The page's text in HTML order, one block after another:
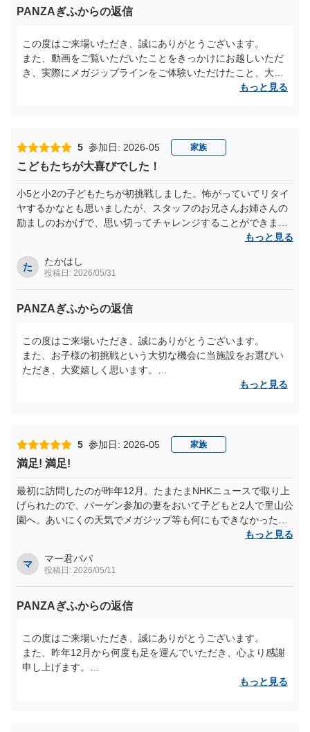
いただければ幸いです。
PANZAぎふからの返信
この度はご来場いただき、誠にありがとうございます。
また、動画をご覧いただいたことをきっかけにお越しいただ
き、実際にメガジップラインをご体験いただけたこと、大変
間の爽快感は、まさに特別な体験ですよね。
「スパイダーマンのごとく飛んでいる」と感じていただけた
とのこと、その臨場感あふれるご感想を大変嬉しく拝見いた
しました。
また、「爽快、爽快、爽快」と感じていただけたこと、そし
て「いい経験になった」とのお言葉は、私たちにとって何よ
当施設では、このように少し勇気のいる挑戦の先にある達成
感や非日常の体験を大切にしております。
ぜひまた季節や景色の変化とともに、違った魅力もお楽しみ
スタッフ一同、またのご来場を心よりお待ちしております。
もっと見る
5 参加日: 2026-05 家族
こどもたちが大喜びでした！
小5と小2の子どもたちが初挑戦しました。怖がっていてリタイ
ヤするかなとも思いましたが、スタッフのお兄さんお姉さんの
励ましのおかげで、思い切ってチャレンジすることができまし
た。やってみてよかった！とふたりとも大満足でした。もっと見る
た たかはし
投稿日: 2026/05/31
PANZAぎふからの返信
この度はご来場いただき、誠にありがとうございます。
また、お子様の初挑戦という大切な機会に当施設をお選びい
ただき、大変嬉しく思います。
「やってみてよかった！」というお言葉や、お二人とも大満
足いただけたご様子を拝見し、私たちも大変嬉しく、励みに
なります。
当施設では、このような挑戦の中で生まれる達成感や「でき
た！」という経験を大切にしており、それが自信へとつなが
への後押しとなっておりましたら幸いです。
ぜひまたご家族皆様で、新たな挑戦を楽しみにいらしてくだ
さい。
もっと見る
5 参加日: 2026-05 家族
満足! 満足!
最初に訪問したのが昨年12月。たまたまNHKニュースで取り上
げられたので、バーゲン参加の妻をおいて子どもと2人で里山公
園へ。あいにくの天気でメガジップ等も何にもできなかったで
すが、ソフトクリームの美味しさに脱帽・・・美味しかったで
脱帽・・・餌やりも昭和レトロな施設も大いに楽しみました。3
月には妻も訪問、船にも乗ってソフトクリームを堪能し、今回5
す。きなこ揚げパン、唐揚げ定食も本当に美味しかったです。
いなぁ・・・
もっと見る
マ マー君パパ
投稿日: 2026/05/11
PANZAぎふからの返信
この度はご来場いただき、誠にありがとうございます。
また、昨年12月から何度も足を運んでいただき、心より感謝
申し上げます。
もっと見る